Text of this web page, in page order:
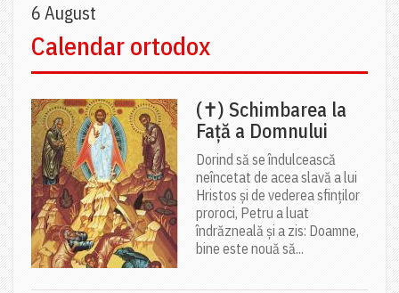
6 August
Calendar ortodox
(✝) Schimbarea la
Față a Domnului
Dorind să se îndulcească
neîncetat de acea slavă a lui
Hristos și de vederea sfinților
proroci, Petru a luat
îndrăzneală și a zis: Doamne,
bine este nouă să...